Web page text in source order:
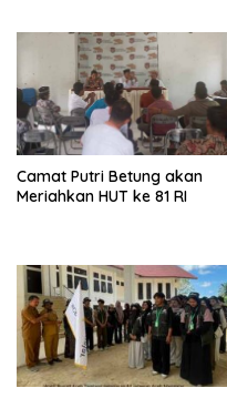
Camat Putri Betung akan
Meriahkan HUT ke 81 RI